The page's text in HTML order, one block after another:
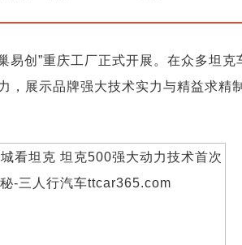
易创”重庆工厂正式开展。在众多坦
，展示品牌强大技术实力与精益求精